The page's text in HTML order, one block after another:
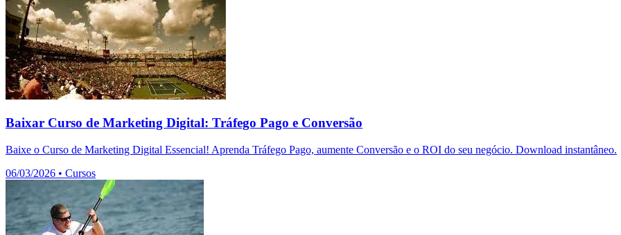
Baixar Curso de Marketing Digital: Tráfego Pago e Conversão
Baixe o Curso de Marketing Digital Essencial! Aprenda Tráfego Pago, aumente Conversão e o ROI do seu negócio. Download instantâneo.
06/03/2026 • Cursos